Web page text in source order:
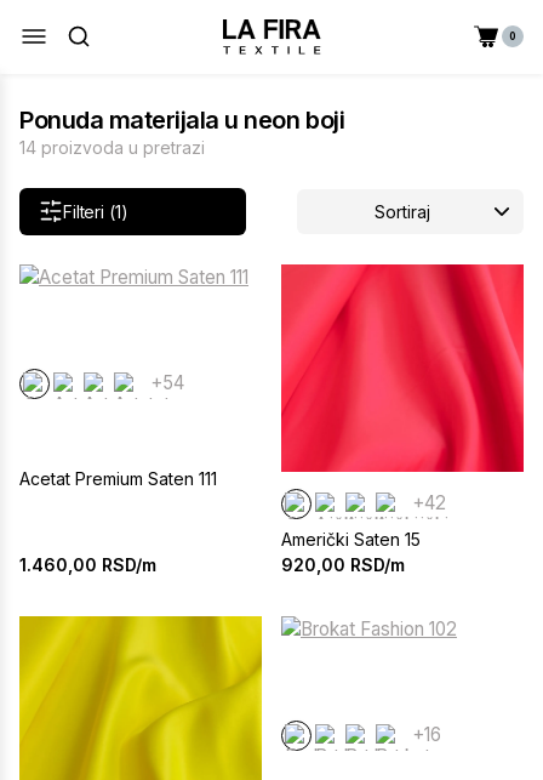
0
Ponuda materijala u neon boji
14 proizvoda u pretrazi
Filteri (1) Sortiraj
+54
Acetat Premium Saten 111
1.460,00 RSD/m
+42
Američki Saten 15
920,00 RSD/m
+16